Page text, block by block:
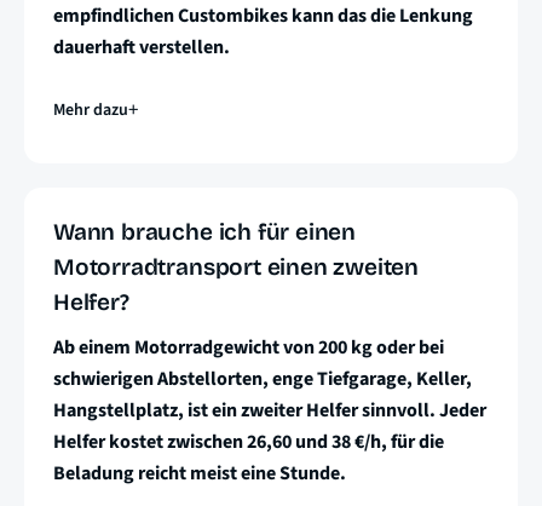
empfindlichen Custombikes kann das die Lenkung
dauerhaft verstellen.
Mehr dazu
Wann brauche ich für einen
Motorradtransport einen zweiten
Helfer?
Ab einem Motorradgewicht von 200 kg oder bei
schwierigen Abstellorten, enge Tiefgarage, Keller,
Hangstellplatz, ist ein zweiter Helfer sinnvoll. Jeder
Helfer kostet zwischen 26,60 und 38 €/h, für die
Beladung reicht meist eine Stunde.